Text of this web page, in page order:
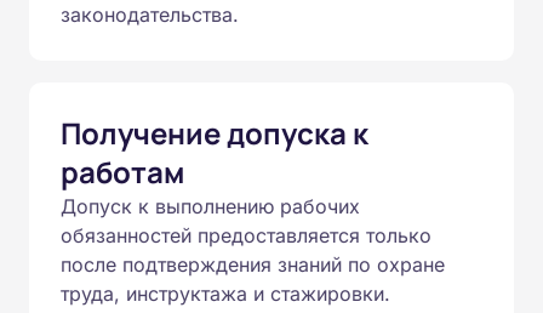
законодательства.
Получение допуска к
работам
Допуск к выполнению рабочих
обязанностей предоставляется только
после подтверждения знаний по охране
труда, инструктажа и стажировки.